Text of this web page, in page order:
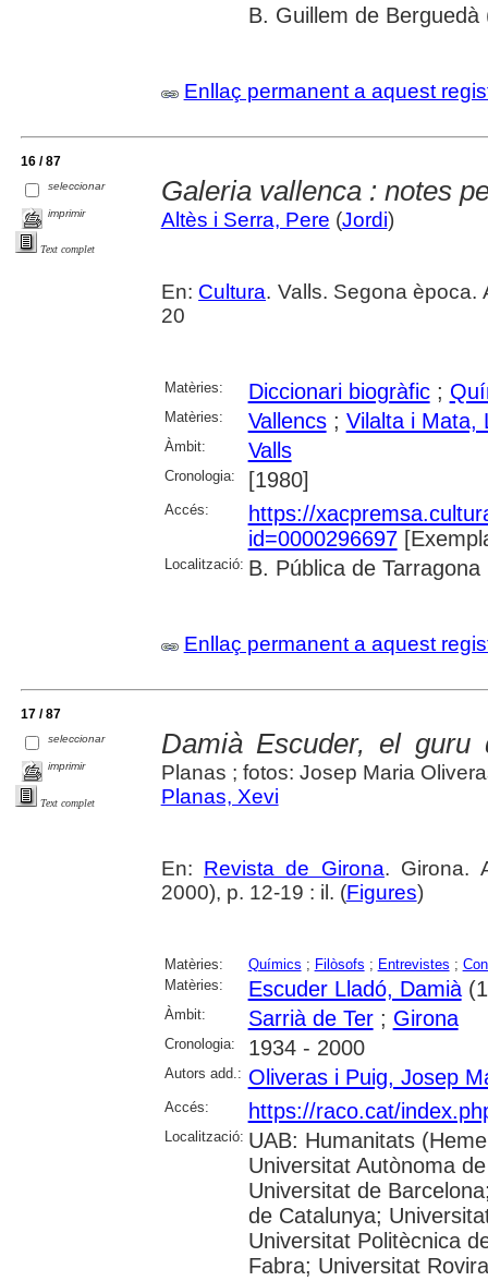
B. Guillem de Berguedà
Enllaç permanent a aquest
16 / 87
seleccionar
imprimir
Text complet
Galeria vallenca : notes
Altès i Serra, Pere (Jordi)
En: Cultura. Valls. Segona època.
20
Matèries: Diccionari biogràfic;
Matèries: Vallencs; Vilalta i Mata,
Àmbit: Valls
Cronologia: [1980]
Accés:
https://
id=0000296697
Localització: B. Pública de Tarragona
Enllaç permanent a aquest
17 / 87
seleccionar
imprimir
Text complet
Damià Escuder, el guru
Planas ; fotos: Josep Maria
Planas, Xevi
En: Revista de Girona. Girona.
2000), p. 12-19 : il. (Figures)
Matèries: Químics ; Filòsofs ; Entrevistes ;
Matèries:
Escuder Lladó, Damià
Àmbit: Sarrià de Ter; Girona
Cronologia: 1934 - 2000
Autors add.: Oliveras i Puig, Josep
Accés: https://raco.cat/
Localització: UAB: Humanitats
Universitat Autònoma
Universitat de
de Catalunya;
Universitat Politècnica
Fabra; Universitat